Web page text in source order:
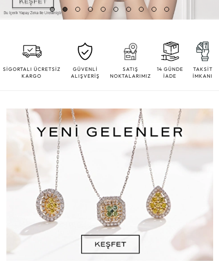
SİGORTALI ÜCRETSİZ
KARGO
GÜVENLİ
ALIŞVERİŞ
SATIŞ
NOKTALARIMIZ
14 GÜNDE
İADE
TAKSİT
İMKANI